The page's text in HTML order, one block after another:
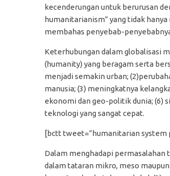
kecenderungan untuk berurusan
humanitarianism” yang tidak
membahas penyebab-
Keterhubungan dalam globalisasi
(humanity) yang beragam serta
menjadi semakin urban;
manusia; (3) meningkatnya
ekonomi dan geo-politik dunia; (6)
teknologi yang sangat cepat.
[bctt tweet=”humanitarian system
Dalam menghadapi
dalam tataran mikro, meso